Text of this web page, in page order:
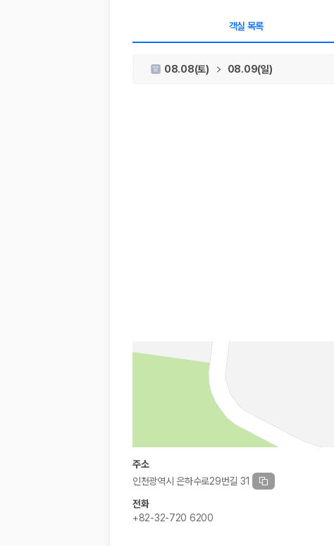
1. 단순 최저가가 아니라 실제 결제 조건을 비교하세요
제주렌트카 최저가는 차량 기본요금만으로 판단하기 어렵습니다. 보험 포함
혼자 또는 2인 여행에 적합하며 제주 렌트카 최저가를 찾는 사용자가
단체 여행이나 4인 이상 가족 여행에 적합하며 인원수, 짐 공간, 보험 조
제주렌트카 보험까지 비교해야 진짜 가격비교입니다
동일한 차량이라도 보험 조건에 따라 실제 부담 금액이 달라질 수 있습니다.
사고 발생 시 일정 금액의 면책금이 발생할 수 있습니다.
보상 한도 내에서 면책금 부담이 줄어드는 보험 조건입니다.
2000만 고객이 선택한 렌트카 가격비교 플랫폼
카모아는 제주렌트카부터 국내·해외 렌트카까지 비교할 수 있는 렌트카 가격비
객실 목록
08.08(토) 08.09(일)
주소
인천광역시 은하수로29번길 31
전화
+82-32-720 6200